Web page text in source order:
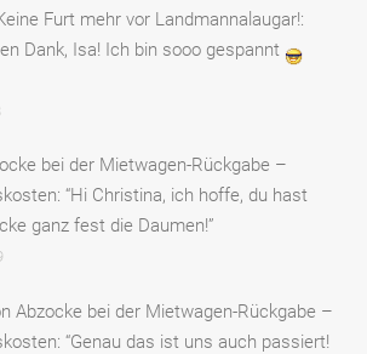
Furt mehr vor Landmannalaugar!:
Dank, Isa! Ich bin sooo gespannt
bei der Mietwagen-Rückgabe –
: “Hi Christina, ich hoffe, du hast
ganz fest die Daumen!”
Abzocke bei der Mietwagen-Rückgabe –
: “Genau das ist uns auch passiert!